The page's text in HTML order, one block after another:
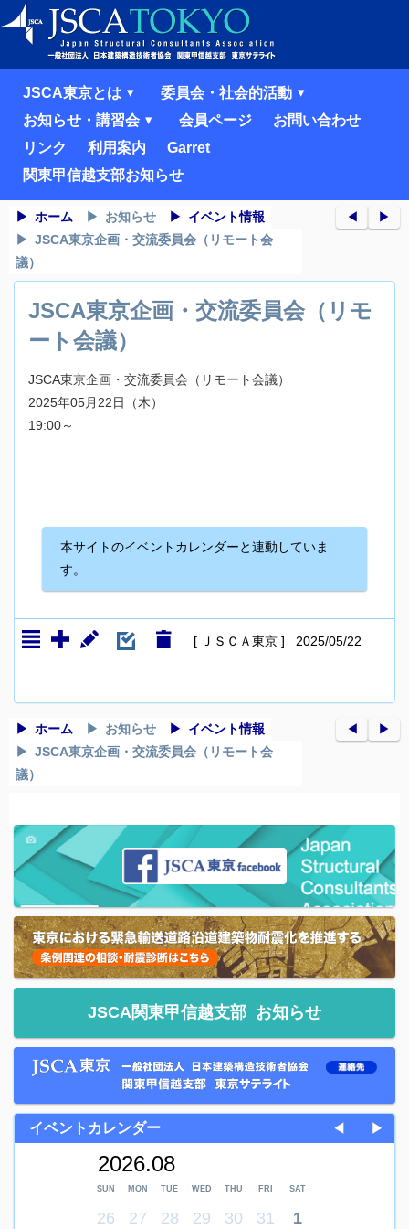
JSCA東京とは
委員会・社会的活動
お知らせ・講習会
会員ページ
お問い合わせ
リンク
利用案内
Garret
関東甲信越支部お知らせ
ホーム お知らせ
イベント情報
JSCA東京企画・交流委員会（リモート会
議）
◀︎ ▶︎
JSCA東京企画・交流委員会（リモ
ート会議）
JSCA東京企画・交流委員会（リモート会議）
2025年05月22日（木）
19:00～
本サイトのイベントカレンダーと連動していま
す。
[ ＪＳＣＡ東京 ] 2025/05/22
ホーム お知らせ
イベント情報
JSCA東京企画・交流委員会（リモート会
議）
◀︎ ▶︎
JSCA関東甲信越支部 お知らせ
イベントカレンダー ◀ ▶
2026.08
SUN MON TUE WED THU FRI SAT
26 27 28 29 30 31 1